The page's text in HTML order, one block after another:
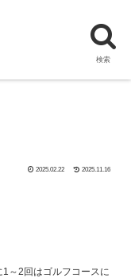
2025.02.22 2025.11.16
～2回はゴルフコースに
検索